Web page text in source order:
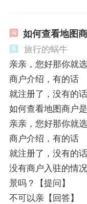
如何查看地图
旅行的蜗牛
亲亲，您好那你就
商户介绍，有的话
就注册了，没有的
如何查看地图商户
亲亲，您好那你就
商户介绍，有的话
就注册了，没有的
没有商户入驻的情
景吗？【提问】
不可以亲【回答】